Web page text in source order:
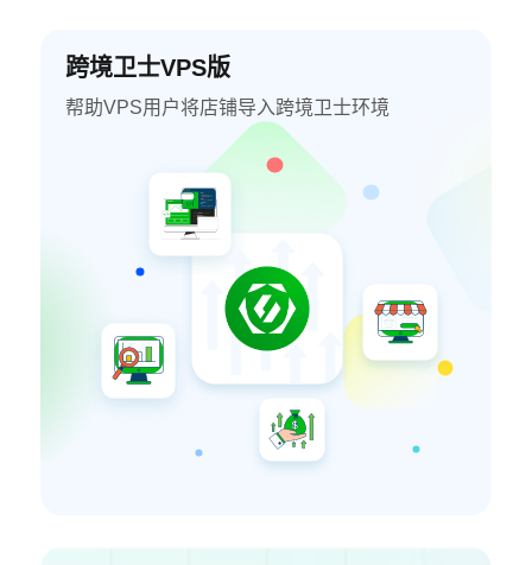
跨境卫士VPS版
帮助VPS用户将店铺导入跨境卫士环境